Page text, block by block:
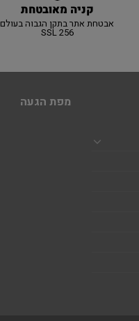
קניה מאובטחת
אבטחת אתר בתקן הגבוה בעולם
SSL 256
מפת הגעה